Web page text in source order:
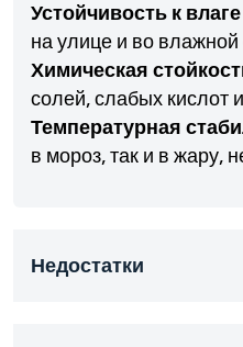
Устойчивость к
на улице и во влажной
Химическая
солей, слабых кислот
Температурная
в мороз, так и в жару,
Недостатки